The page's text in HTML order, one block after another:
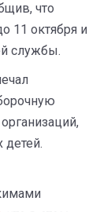
что
11 октября и
службы.